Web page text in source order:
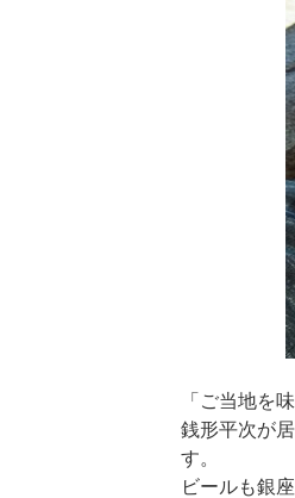
「ご当地を
銭形平次が
す。
ビールも銀